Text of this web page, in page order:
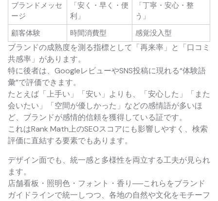
ブランドメッセ
ージ
「安く・早く・便
利」
「丁寧・安心・整
う」
顧客体験
時間消費型 感覚没入型
ブランドの成熟度を測る指標として「再来率」と「口コミ
共感率」があります。
特に後者は、GoogleレビューやSNS投稿に現れる“体験語
彙”で評価できます。
たとえば「上手い」「安い」よりも、「安心した」「また
会いたい」「空間が優しかった」などの感情語が多いほ
ど、ブランドが感情的信頼を獲得している証です。
これはRank Math上のSEOスコアにも影響しやすく、検索
評価に直結する要素でもあります。
デザイン面でも、統一感と多様性を両立する工夫が見られ
ます。
店舗看板・照明色・フォント・香り──これらをブランド
ガイドラインで統一しつつ、各地の自然や文化をモチーフ